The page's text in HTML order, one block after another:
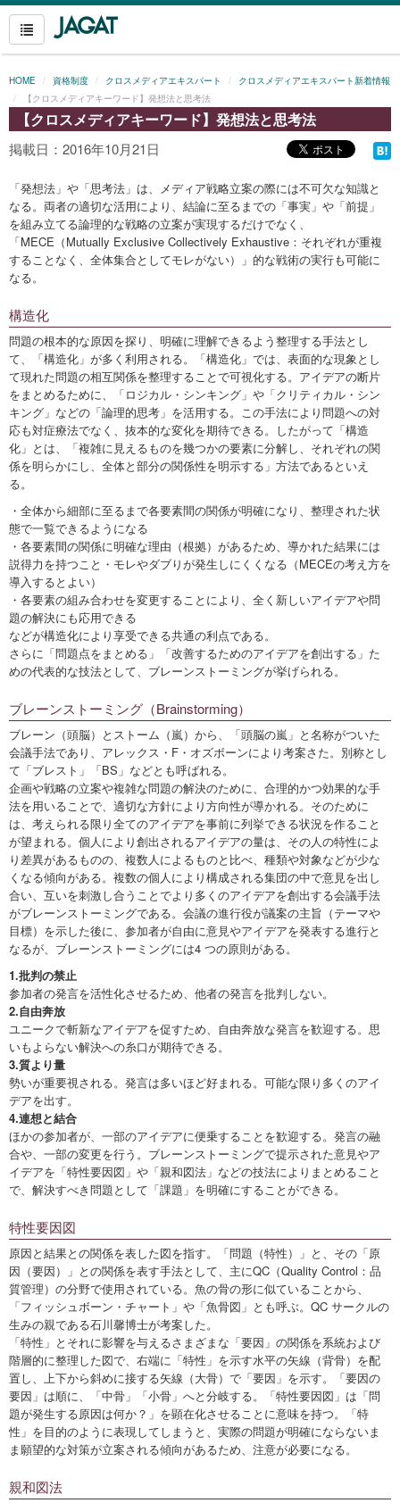
HOME 資格制度 クロスメディアエキスパート
クロスメディアエキスパート新着情報
【クロスメディアキーワード】発想法と思考法
【クロスメディアキーワード】発想法と思考法
掲載日：2016年10月21日
「発想法」や「思考法」は、メディア戦略立案の際には不可欠な知識と
なる。両者の適切な活用により、結論に至るまでの「事実」や「前提」
を組み立てる論理的な戦略の立案が実現するだけでなく、
「MECE（Mutually Exclusive Collectively Exhaustive：それぞれが重複
することなく、全体集合としてモレがない）」的な戦術の実行も可能に
なる。
構造化
問題の根本的な原因を探り、明確に理解できるよう整理する手法とし
て、「構造化」が多く利用される。「構造化」では、表面的な現象とし
て現れた問題の相互関係を整理することで可視化する。アイデアの断片
をまとめるために、「ロジカル・シンキング」や「クリティカル・シン
キング」などの「論理的思考」を活用する。この手法により問題への対
応も対症療法でなく、抜本的な変化を期待できる。したがって「構造
化」とは、「複雑に見えるものを幾つかの要素に分解し、それぞれの関
係を明らかにし、全体と部分の関係性を明示する」方法であるといえ
る。
・全体から細部に至るまで各要素間の関係が明確になり、整理された状
態で一覧できるようになる
・各要素間の関係に明確な理由（根拠）があるため、導かれた結果には
説得力を持つこと・モレやダブりが発生しにくくなる（MECEの考え方を
導入するとよい）
・各要素の組み合わせを変更することにより、全く新しいアイデアや問
題の解決にも応用できる
などが構造化により享受できる共通の利点である。
さらに「問題点をまとめる」「改善するためのアイデアを創出する」た
めの代表的な技法として、ブレーンストーミングが挙げられる。
ブレーンストーミング（Brainstorming）
ブレーン（頭脳）とストーム（嵐）から、「頭脳の嵐」と名称がついた
会議手法であり、アレックス・F・オズボーンにより考案さた。別称とし
て「ブレスト」「BS」などとも呼ばれる。
企画や戦略の立案や複雑な問題の解決のために、合理的かつ効果的な手
法を用いることで、適切な方針により方向性が導かれる。そのために
は、考えられる限り全てのアイデアを事前に列挙できる状況を作ること
が望まれる。個人により創出されるアイデアの量は、その人の特性によ
り差異があるものの、複数人によるものと比べ、種類や対象などが少な
くなる傾向がある。複数の個人により構成される集団の中で意見を出し
合い、互いを刺激し合うことでより多くのアイデアを創出する会議手法
がブレーンストーミングである。会議の進行役が議案の主旨（テーマや
目標）を示した後に、参加者が自由に意見やアイデアを発表する進行と
なるが、ブレーンストーミングには4 つの原則がある。
1.批判の禁止
参加者の発言を活性化させるため、他者の発言を批判しない。
2.自由奔放
ユニークで斬新なアイデアを促すため、自由奔放な発言を歓迎する。思
いもよらない解決への糸口が期待できる。
3.質より量
勢いが重要視される。発言は多いほど好まれる。可能な限り多くのアイ
デアを出す。
4.連想と結合
ほかの参加者が、一部のアイデアに便乗することを歓迎する。発言の融
合や、一部の変更を行う。ブレーンストーミングで提示された意見やア
イデアを「特性要因図」や「親和図法」などの技法によりまとめること
で、解決すべき問題として「課題」を明確にすることができる。
特性要因図
原因と結果との関係を表した図を指す。「問題（特性）」と、その「原
因（要因）」との関係を表す手法として、主にQC（Quality Control：品
質管理）の分野で使用されている。魚の骨の形に似ていることから、
「フィッシュボーン・チャート」や「魚骨図」とも呼ぶ。QC サークルの
生みの親である石川馨博士が考案した。
「特性」とそれに影響を与えるさまざまな「要因」の関係を系統および
階層的に整理した図で、右端に「特性」を示す水平の矢線（背骨）を配
置し、上下から斜めに接する矢線（大骨）で「要因」を示す。「要因の
要因」は順に、「中骨」「小骨」へと分岐する。「特性要因図」は「問
題が発生する原因は何か？」を顕在化させることに意味を持つ。「特
性」を目的のように表現してしまうと、実際の問題が明確にならないま
ま願望的な対策が立案される傾向があるため、注意が必要になる。
親和図法